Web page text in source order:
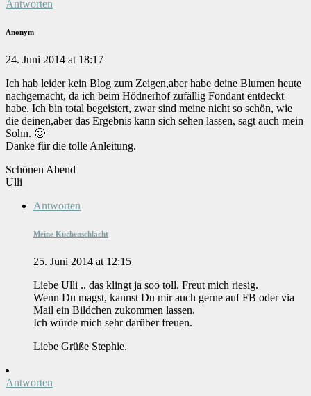
Antworten
Anonym
24. Juni 2014 at 18:17
Ich hab leider kein Blog zum Zeigen,aber habe deine Blumen heute
nachgemacht, da ich beim Hödnerhof zufällig Fondant entdeckt
habe. Ich bin total begeistert, zwar sind meine nicht so schön, wie
die deinen,aber das Ergebnis kann sich sehen lassen, sagt auch mein
Sohn. 🙂
Danke für die tolle Anleitung.
Schönen Abend
Ulli
Antworten
Meine Küchenschlacht
25. Juni 2014 at 12:15
Liebe Ulli .. das klingt ja soo toll. Freut mich riesig.
Wenn Du magst, kannst Du mir auch gerne auf FB oder via
Mail ein Bildchen zukommen lassen.
Ich würde mich sehr darüber freuen.
Liebe Grüße Stephie.
Antworten